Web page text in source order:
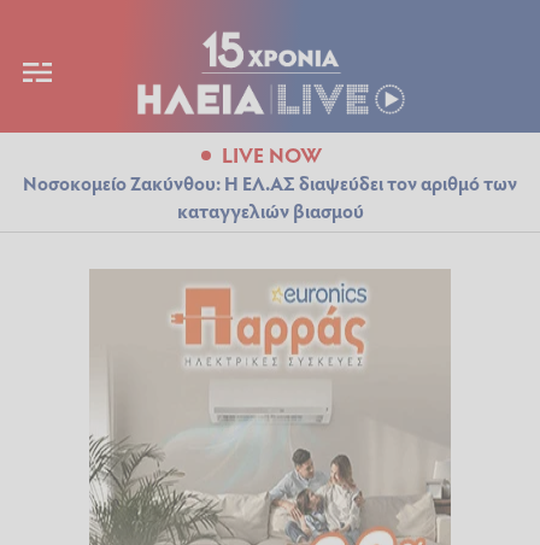
LIVE NOW
Νοσοκομείο Ζακύνθου: Η ΕΛ.ΑΣ διαψεύδει τον αριθμό των
καταγγελιών βιασμού